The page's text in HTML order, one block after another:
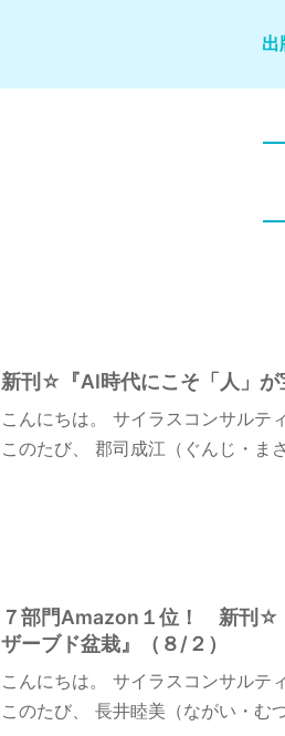
出
新刊☆『AI時代にこそ「人」が
こんにちは。 サイラスコンサルテ
このたび、 郡司成江（ぐんじ・ま
７部門Amazon１位！ 新刊☆
ザーブド盆栽』（８/２）
こんにちは。 サイラスコンサルテ
このたび、 長井睦美（ながい・